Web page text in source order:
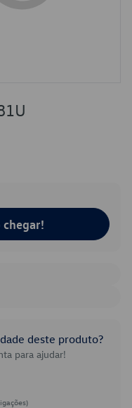
deste produto?
para ajudar!